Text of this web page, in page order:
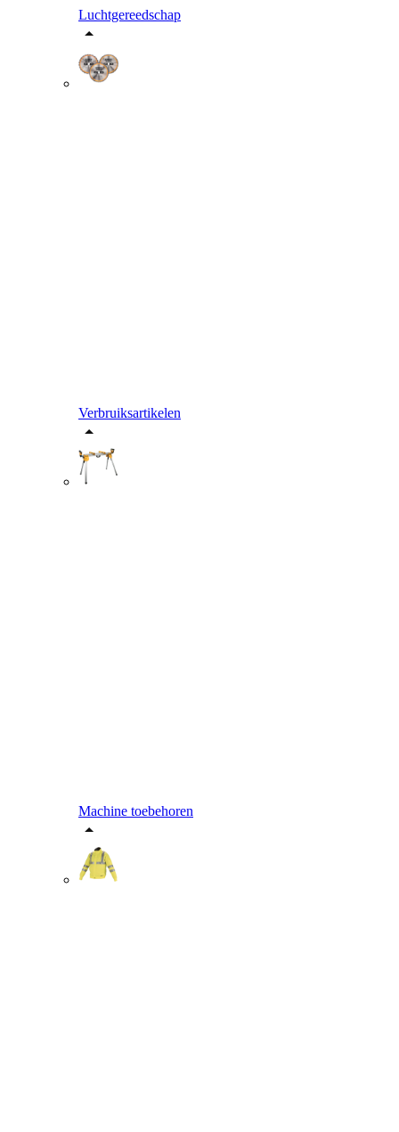
Luchtgereedschap
Verbruiksartikelen
Machine toebehoren